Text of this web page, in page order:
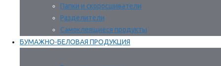
Папки и скоросшиватели
Разделители
Самоклеящиеся продукты
БУМАЖНО-БЕЛОВАЯ ПРОДУКЦИЯ